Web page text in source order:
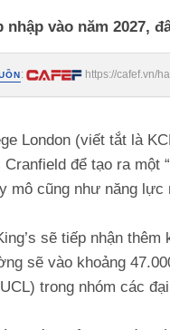
nhập vào năm 2027,
:
https://cafef.vn/
London (viết tắt là
để tạo ra một
mô cũng như năng lực
sẽ tiếp nhận
sẽ vào khoảng
trong nhóm các